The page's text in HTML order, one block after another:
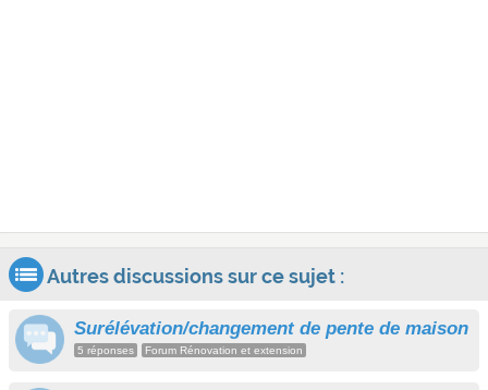
Autres discussions sur ce sujet :
Surélévation/changement de pente de maison
5 réponses Forum Rénovation et extension